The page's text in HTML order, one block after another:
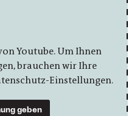
Youtube. Um Ihnen
brauchen wir Ihre
Einstellungen.
geben